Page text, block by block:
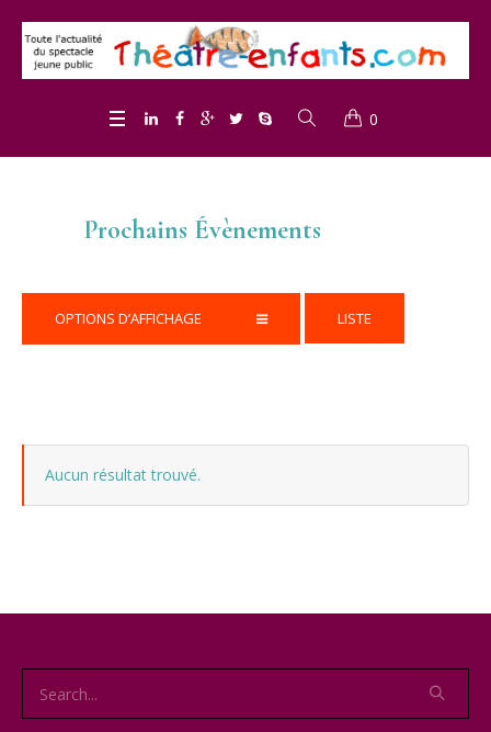
0
Prochains Évènements
Event
Views
OPTIONS D’AFFICHAGE LISTE
Aucun résultat trouvé.